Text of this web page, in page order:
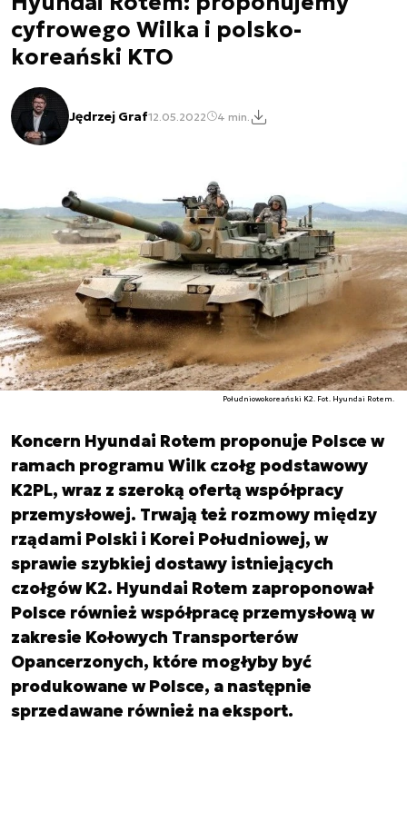
cyfrowego Wilka i polsko-
koreański KTO
Jędrzej Graf12.05.2022 4 min.
Południowokoreański K2. Fot. Hyundai Rotem.
Koncern Hyundai Rotem proponuje Polsce w
ramach programu Wilk czołg podstawowy
K2PL, wraz z szeroką ofertą współpracy
przemysłowej. Trwają też rozmowy między
rządami Polski i Korei Południowej, w
sprawie szybkiej dostawy istniejących
czołgów K2. Hyundai Rotem zaproponował
Polsce również współpracę przemysłową w
zakresie Kołowych Transporterów
Opancerzonych, które mogłyby być
produkowane w Polsce, a następnie
sprzedawane również na eksport.